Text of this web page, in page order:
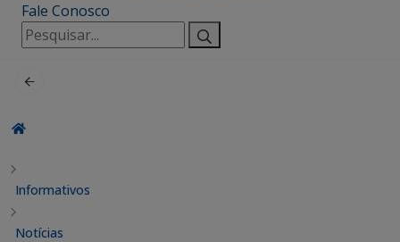
Fale Conosco
Pesquisar
por:
Informativos
Notícias